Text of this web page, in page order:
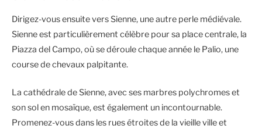
Dirigez-vous ensuite vers Sienne, une autre perle médiévale.
Sienne est particulièrement célèbre pour sa place centrale, la
Piazza del Campo, où se déroule chaque année le Palio, une
course de chevaux palpitante.
La cathédrale de Sienne, avec ses marbres polychromes et
son sol en mosaïque, est également un incontournable.
Promenez-vous dans les rues étroites de la vieille ville et